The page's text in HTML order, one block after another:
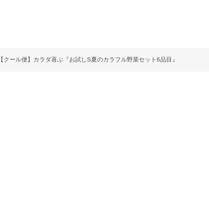
【クール便】カラダ喜ぶ『お試しS夏のカラフル野菜セット6品目』